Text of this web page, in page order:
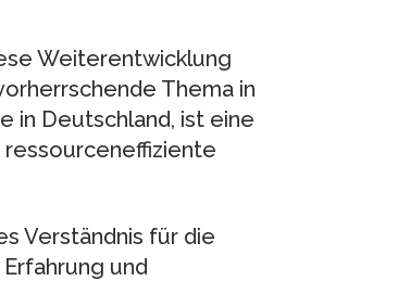
Weiterentwicklung
Thema in
in Deutschland, ist eine
Verständnis für die
und